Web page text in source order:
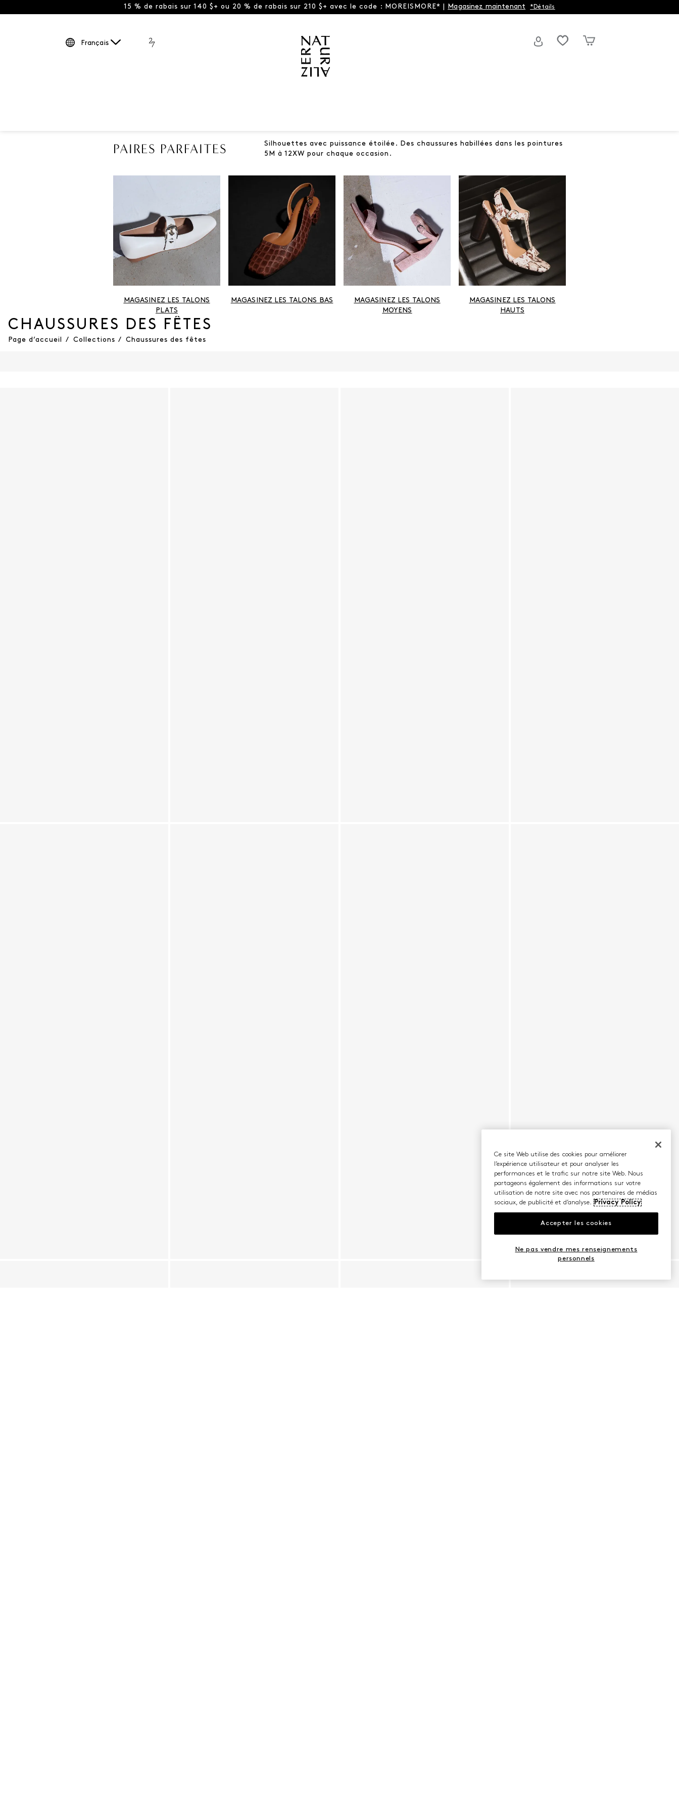
15 % de rabais sur 140 $+ ou 20 % de rabais sur 210 $+ avec le code : MOREISMORE* | Magasinez maintenant *Détails
Français
PAIRES PARFAITES
Silhouettes avec puissance étoilée. Des chaussures habillées dans les pointures
5M à 12XW pour chaque occasion.
MAGASINEZ LES TALONS
PLATS
MAGASINEZ LES TALONS BAS
MAGASINEZ LES TALONS
MOYENS
MAGASINEZ LES TALONS
HAUTS
CHAUSSURES DES FÊTES
Page d’accueil / Collections / Chaussures des fêtes
Ce site Web utilise des cookies pour améliorer
l’expérience utilisateur et pour analyser les
performances et le trafic sur notre site Web. Nous
partageons également des informations sur votre
utilisation de notre site avec nos partenaires de médias
sociaux, de publicité et d’analyse.
Privacy Policy
Accepter les cookies
Ne pas vendre mes renseignements
personnels